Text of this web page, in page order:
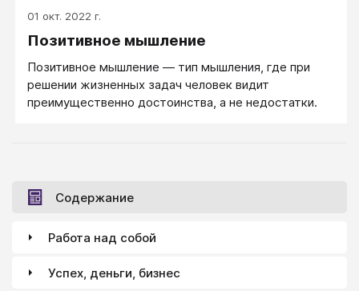
01 окт. 2022 г.
Позитивное мышление
Позитивное мышление — тип мышления, где при
решении жизненных задач человек видит
преимущественно достоинства, а не недостатки.
Содержание
Работа над собой
Успех, деньги, бизнес